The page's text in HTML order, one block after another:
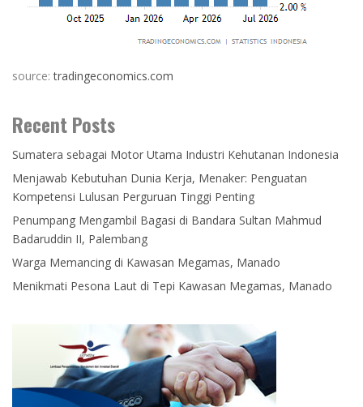
source:tradingeconomics.com
Recent Posts
Sumatera sebagai Motor Utama Industri Kehutanan Indonesia
Menjawab Kebutuhan Dunia Kerja, Menaker: Penguatan
Kompetensi Lulusan Perguruan Tinggi Penting
Penumpang Mengambil Bagasi di Bandara Sultan Mahmud
Badaruddin II, Palembang
Warga Memancing di Kawasan Megamas, Manado
Menikmati Pesona Laut di Tepi Kawasan Megamas, Manado